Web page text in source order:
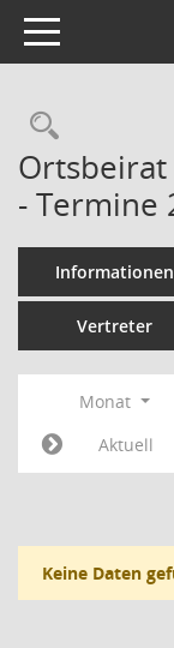
Toggle navigation
Ortsbeirat
- Termine
Informationen
Vertreter
Monat
Aktuell
Keine Daten